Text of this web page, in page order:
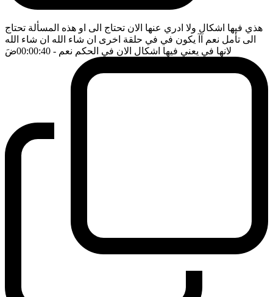
هذي فيها اشكال ولا ادري عنها الان تحتاج الى او هذه المسألة تحتاج
الى تأمل نعم آآ يكون في في حلقة اخرى ان شاء الله ان شاء الله
لانها في يعني فيها اشكال الان في الحكم نعم - 00:00:40 ضَ